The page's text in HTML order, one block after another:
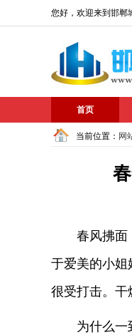
您好，欢迎来到邯郸
首页
当前位置： 网
春风拂面，
于爱美的小
很受打击。干
为什么一到